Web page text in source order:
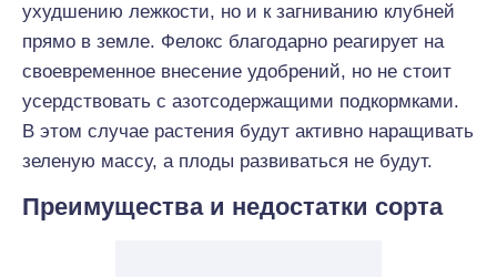
ухудшению лежкости, но и к загниванию клубней
прямо в земле. Фелокс благодарно реагирует на
своевременное внесение удобрений, но не стоит
усердствовать с азотсодержащими подкормками.
В этом случае растения будут активно наращивать
зеленую массу, а плоды развиваться не будут.
Преимущества и недостатки сорта